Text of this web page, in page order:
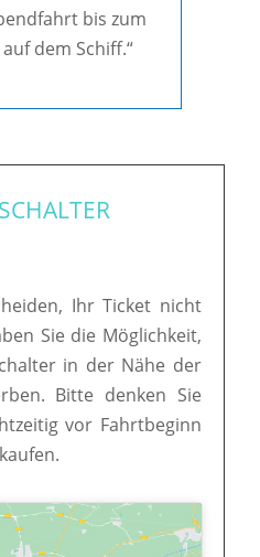
bis zum
dem Schiff.“
Ihr Ticket nicht
Sie die Möglichkeit,
in der Nähe der
Bitte denken Sie
vor Fahrtbeginn